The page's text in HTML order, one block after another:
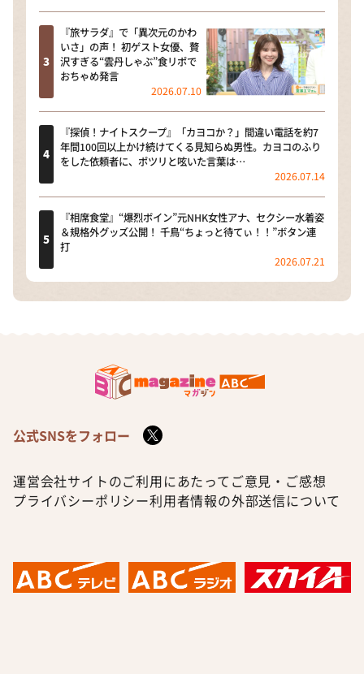
『旅サラダ』で「異次元のかわ
いさ」の声！ 初ゲスト女優、贅
沢すぎる“雲丹しゃぶ”食リポで
おちゃめ発言
2026.07.10
『探偵！ナイトスクープ』「カヨコか？」間違い電話を約7
年間100回以上かけ続けてくる見知らぬ男性。カヨコのふり
をした依頼者に、ポツリと呟いた言葉は…
2026.07.14
『相席食堂』“爆烈ボイン”元NHK女性アナ、セクシー水着姿
＆規格外グッズ公開！ 千鳥“ちょっと待てぃ！！”ボタン連
打
2026.07.21
公式SNSをフォロー
運営会社サイトのご利用にあたって ご意見・ご感想
プライバシーポリシー利用者情報の外部送信について